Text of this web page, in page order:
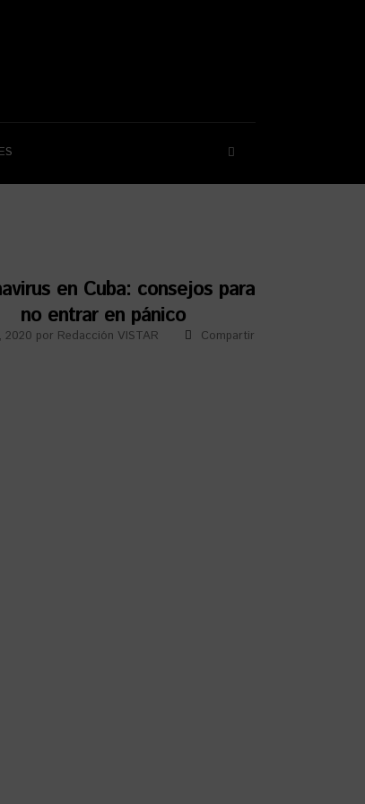
en Cuba: consejos para
no entrar en pánico
2020 por Redacción VISTAR Compartir